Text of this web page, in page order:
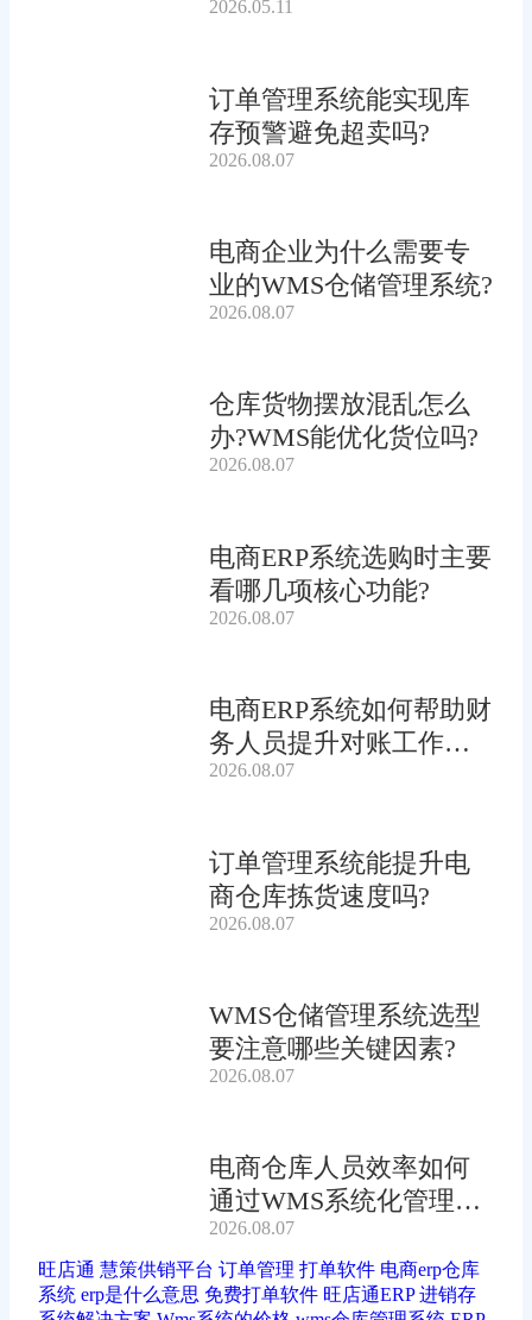
2026.05.11
订单管理系统能实现库
存预警避免超卖吗?
2026.08.07
电商企业为什么需要专
业的WMS仓储管理系统?
2026.08.07
仓库货物摆放混乱怎么
办?WMS能优化货位吗?
2026.08.07
电商ERP系统选购时主要
看哪几项核心功能?
2026.08.07
电商ERP系统如何帮助财
务人员提升对账工作效
率?
2026.08.07
订单管理系统能提升电
商仓库拣货速度吗?
2026.08.07
WMS仓储管理系统选型
要注意哪些关键因素?
2026.08.07
电商仓库人员效率如何
通过WMS系统化管理提
升?
2026.08.07
旺店通 慧策供销平台 订单管理 打单软件 电商erp仓库
系统 erp是什么意思 免费打单软件 旺店通ERP 进销存